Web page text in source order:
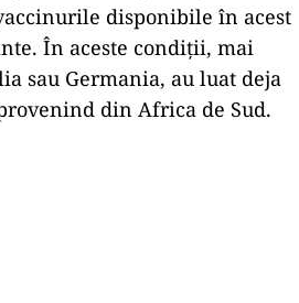
disponibile în acest
În aceste condiţii, mai
sau Germania, au luat deja
din Africa de Sud.